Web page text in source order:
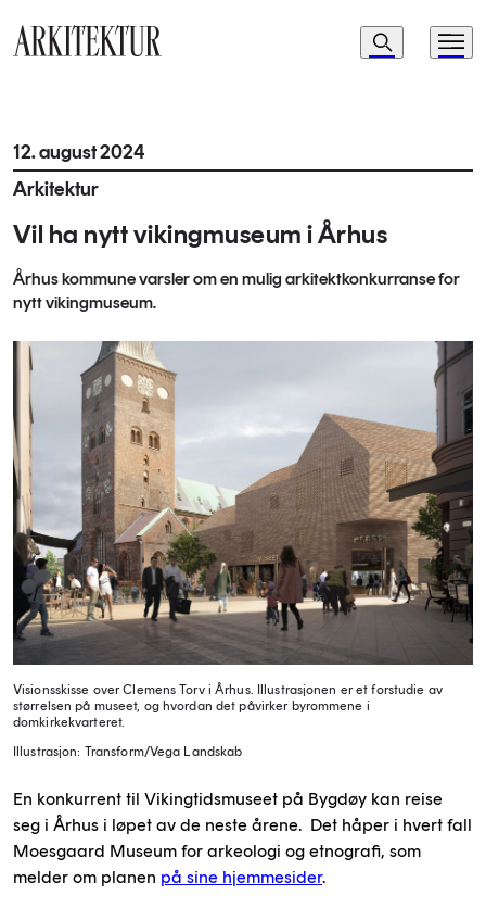
Navigasjon
Søk Meny
12. august 2024
Arkitektur
Vil ha nytt vikingmuseum i Århus
Århus kommune varsler om en mulig arkitektkonkurranse for
nytt vikingmuseum.
Visionsskisse over Clemens Torv i Århus. Illustrasjonen er et forstudie av
størrelsen på museet, og hvordan det påvirker byrommene i
domkirkekvarteret.
Illustrasjon: Transform/Vega Landskab
En konkurrent til Vikingtidsmuseet på Bygdøy kan reise
seg i Århus i løpet av de neste årene. Det håper i hvert fall
Moesgaard Museum for arkeologi og etnografi, som
melder om planen på sine hjemmesider.